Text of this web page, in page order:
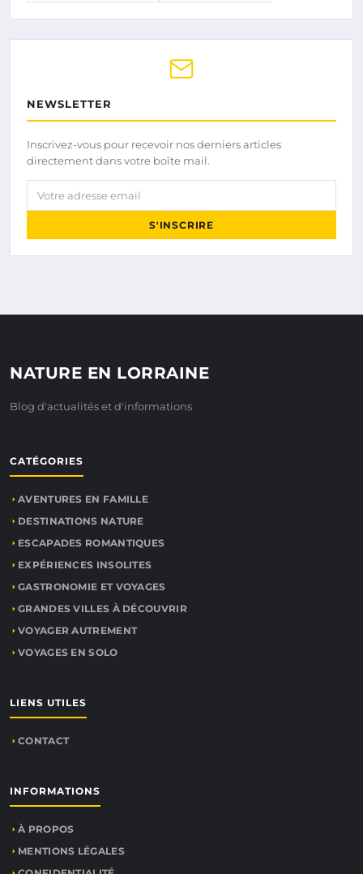
NEWSLETTER
Inscrivez-vous pour recevoir nos derniers articles
directement dans votre boîte mail.
Votre adresse email
S'INSCRIRE
NATURE EN LORRAINE
Blog d'actualités et d'informations
CATÉGORIES
AVENTURES EN FAMILLE
DESTINATIONS NATURE
ESCAPADES ROMANTIQUES
EXPÉRIENCES INSOLITES
GASTRONOMIE ET VOYAGES
GRANDES VILLES À DÉCOUVRIR
VOYAGER AUTREMENT
VOYAGES EN SOLO
LIENS UTILES
CONTACT
INFORMATIONS
À PROPOS
MENTIONS LÉGALES